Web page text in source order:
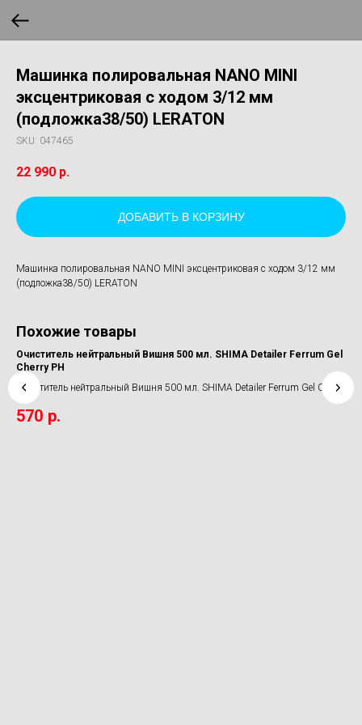
Машинка полировальная NANO MINI
эксцентриковая с ходом 3/12 мм
(подложка38/50) LERATON
SKU: 047465
22 990 р.
ДОБАВИТЬ В КОРЗИНУ
Машинка полировальная NANO MINI эксцентриковая с ходом 3/12 мм
(подложка38/50) LERATON
Похожие товары
Очиститель нейтральный Вишня 500 мл. SHIMA Detailer Ferrum Gel
Cherry PH
Очиститель нейтральный Вишня 500 мл. SHIMA Detailer Ferrum Gel Cherry
PH
570 р.
2